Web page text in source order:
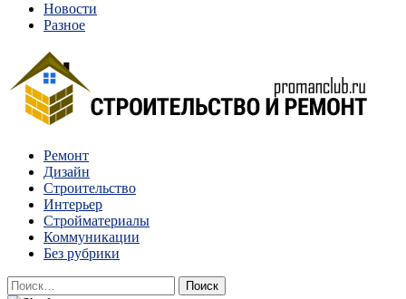
Новости
Разное
Строительство и ремонт
Квартиры и дома, в которых живут разные люди, очень
отличаются между собой.
Ремонт
Дизайн
Строительство
Интерьер
Стройматериалы
Коммуникации
Без рубрики
Найти: